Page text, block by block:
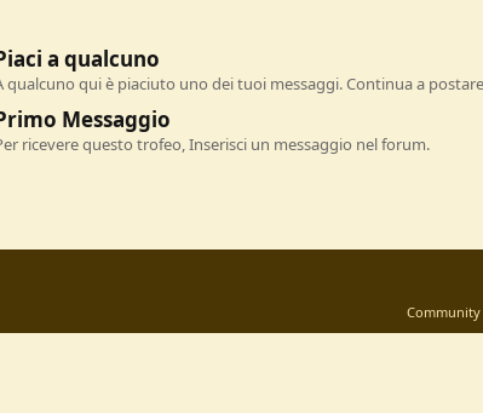
a qualcuno
qualcuno qui è piaciuto uno dei tuoi messaggi. Continua a
Messaggio
ricevere questo trofeo, Inserisci un messaggio nel forum.